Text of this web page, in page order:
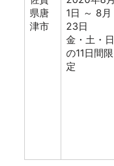
県唐
津市
1日 ～ 8月
23日
金・土・日
の11日間限
定